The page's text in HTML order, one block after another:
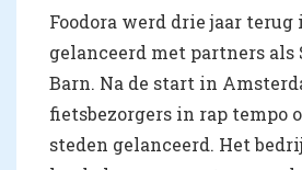
Foodora werd drie jaar
gelanceerd met partners als
Barn. Na de start in
fietsbezorgers in rap tempo
steden gelanceerd. Het